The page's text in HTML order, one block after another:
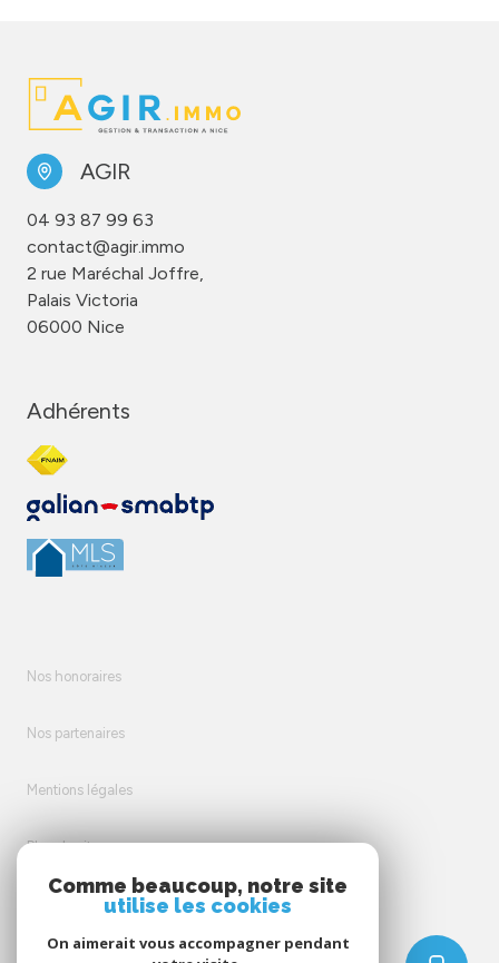
AGIR
04 93 87 99 63
contact@agir.immo
2 rue Maréchal Joffre,
Palais Victoria
06000 Nice
Adhérents
Nos honoraires
Nos partenaires
Mentions légales
Plan du site
Comme beaucoup, notre site
utilise les cookies
On aimerait vous accompagner pendant